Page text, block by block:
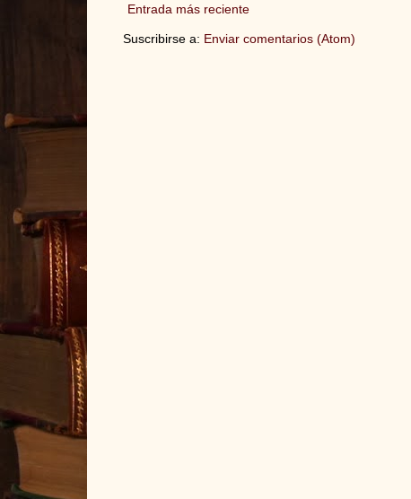
Entrada más reciente
Suscribirse a: Enviar comentarios (Atom)